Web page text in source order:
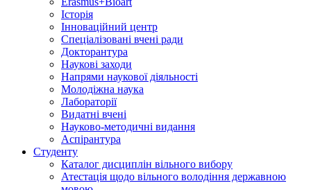
Історія
Інноваційний центр
Спеціалізовані вчені ради
Докторантура
Наукові заходи
Напрями наукової діяльності
Молодіжна наука
Лабораторії
Видатні вчені
Науково-методичні видання
Аспірантура
Студенту
Каталог дисциплін вільного вибору
Атестація щодо вільного володіння державною